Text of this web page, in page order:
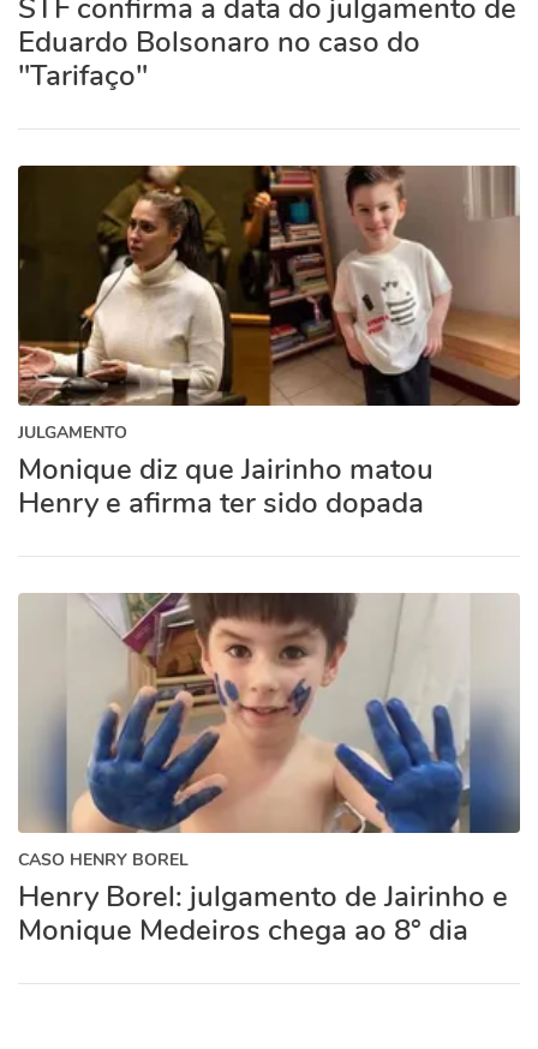
STF confirma a data do julgamento de
Eduardo Bolsonaro no caso do
"Tarifaço"
JULGAMENTO
Monique diz que Jairinho matou
Henry e afirma ter sido dopada
CASO HENRY BOREL
Henry Borel: julgamento de Jairinho e
Monique Medeiros chega ao 8° dia